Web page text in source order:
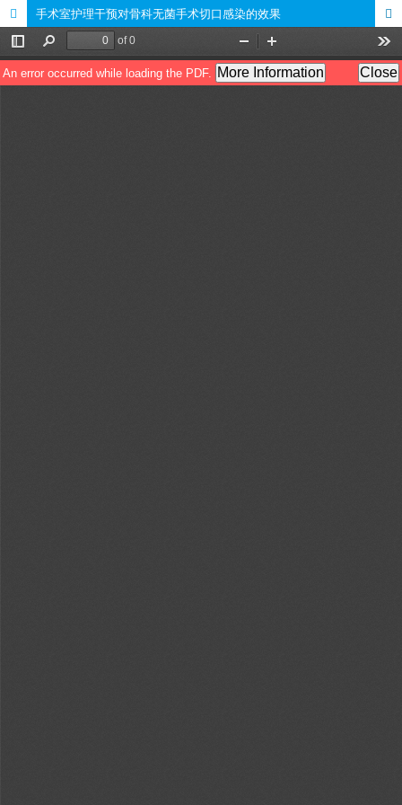
手术室护理干预对骨科无菌手术切口感染的效果